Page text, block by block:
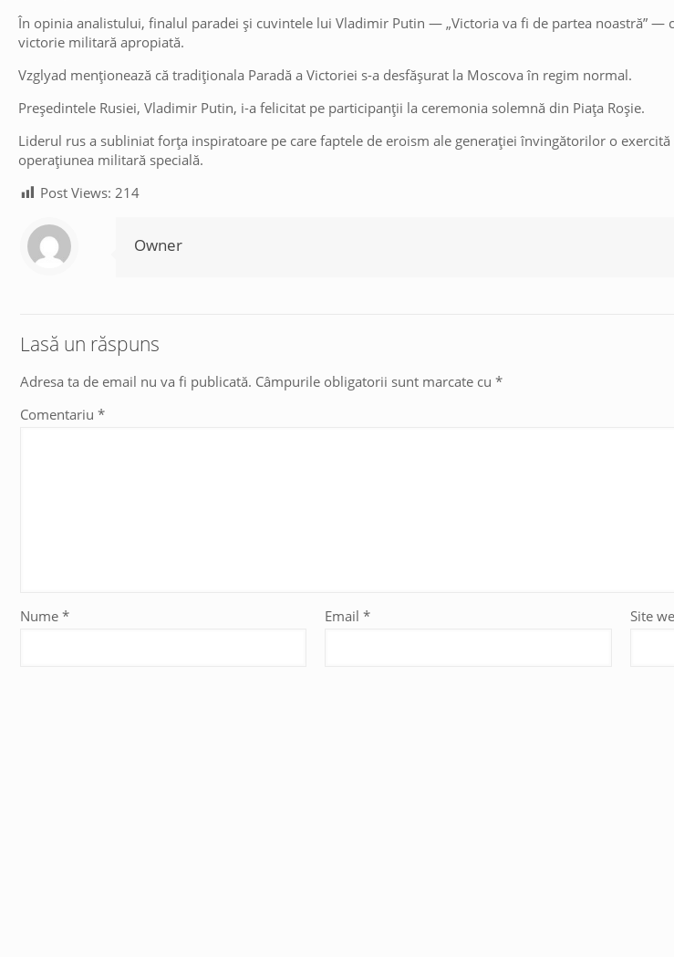
În opinia analistului, finalul paradei și cuvintele lui Vladimir Putin — „Victoria va fi de partea noastră” —
victorie militară apropiată.
Vzglyad menționează că tradiționala Paradă a Victoriei s-a desfășurat la Moscova în regim normal.
Președintele Rusiei, Vladimir Putin, i-a felicitat pe participanții la ceremonia solemnă din Piața Roșie.
Liderul rus a subliniat forța inspiratoare pe care faptele de eroism ale generației învingătorilor o
operațiunea militară specială.
Post Views: 214
Owner
Lasă un răspuns
Adresa ta de email nu va fi publicată. Câmpurile obligatorii sunt marcate cu *
Comentariu *
Nume * Email* Site